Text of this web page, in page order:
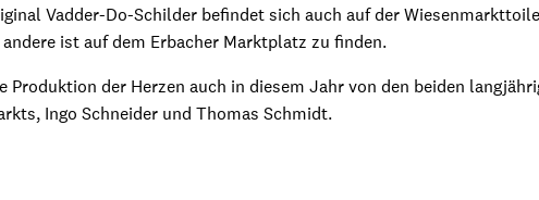
Vadder-Do-Schilder befindet sich auch auf der
ist auf dem Erbacher Marktplatz zu finden.
der Herzen auch in diesem Jahr von den beiden
Ingo Schneider und Thomas Schmidt.